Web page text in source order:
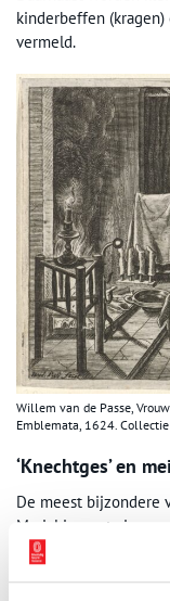
kinderbeffen (kragen)
vermeld.
Willem van de Passe,
Emblemata, 1624.
‘Knechtges’ en
De meest bijzondere
MariaLienaertz is
Jacob Westfrisius